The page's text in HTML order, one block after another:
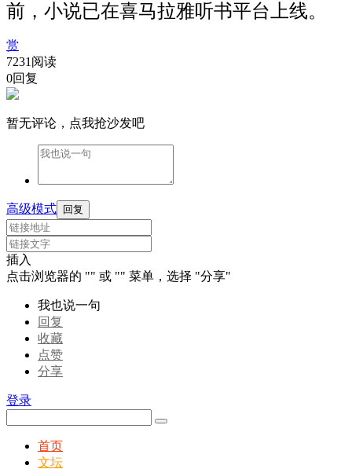
前，小说已在喜马拉雅听书平台上线。
赏
7231阅读
0回复
暂无评论，点我抢沙发吧
高级模式 回复
插入
点击浏览器的 "" 或 "" 菜单，选择 "分享"
我也说一句
回复
收藏
点赞
分享
登录
首页
文坛